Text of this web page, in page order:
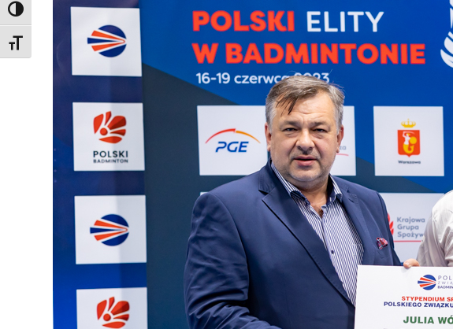
Toggle Font size